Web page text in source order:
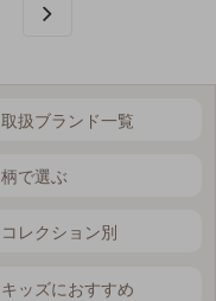
取扱ブランド一覧
柄で選ぶ
コレクション別
キッズにおすすめ